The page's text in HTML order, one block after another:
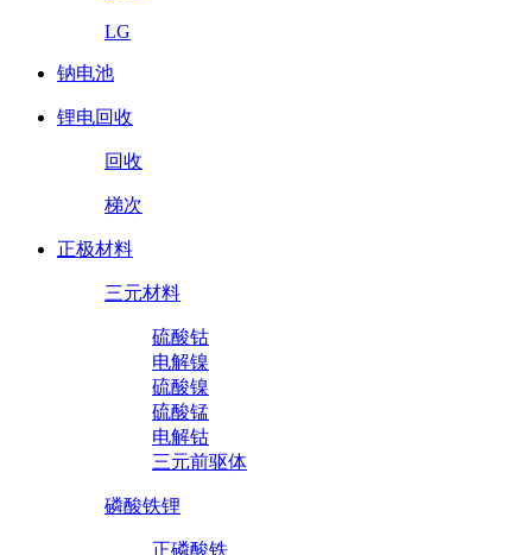
LG
钠电池
锂电回收
回收
梯次
正极材料
三元材料
硫酸钴
电解镍
硫酸镍
硫酸锰
电解钴
三元前驱体
磷酸铁锂
正磷酸铁